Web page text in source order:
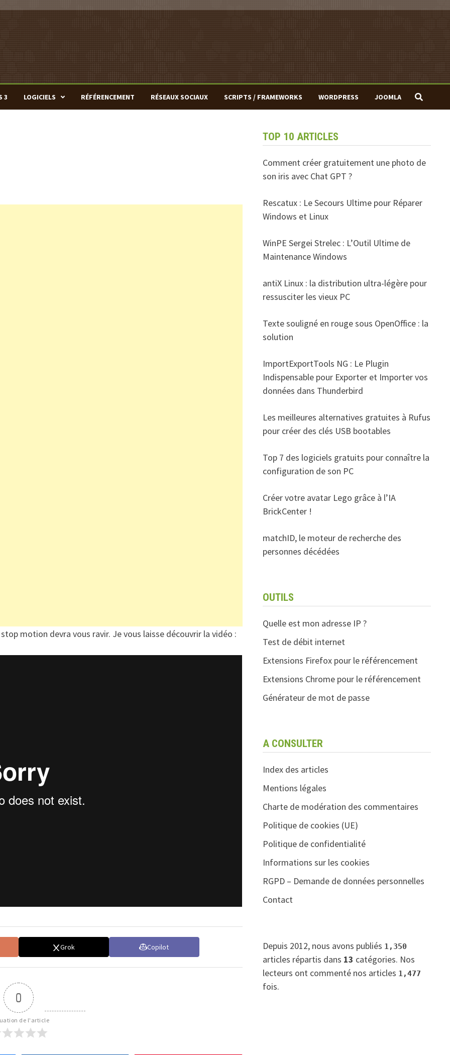
3 LOGICIELS RÉFÉRENCEMENT RÉSEAUX SOCIAUX SCRIPTS / FRAMEWORKS WORDPRESS JOOMLA
motion devra vous ravir. Je vous laisse découvrir la vidéo :
Grok Copilot
0
de l'article
TOP 10 ARTICLES
Comment créer gratuitement une photo de
son iris avec Chat GPT ?
Rescatux : Le Secours Ultime pour Réparer
Windows et Linux
WinPE Sergei Strelec : L’Outil Ultime de
Maintenance Windows
antiX Linux : la distribution ultra-légère pour
ressusciter les vieux PC
Texte souligné en rouge sous OpenOffice : la
solution
ImportExportTools NG : Le Plugin
Indispensable pour Exporter et Importer vos
données dans Thunderbird
Les meilleures alternatives gratuites à Rufus
pour créer des clés USB bootables
Top 7 des logiciels gratuits pour connaître la
configuration de son PC
Créer votre avatar Lego grâce à l’IA
BrickCenter !
matchID, le moteur de recherche des
personnes décédées
OUTILS
Quelle est mon adresse IP ?
Test de débit internet
Extensions Firefox pour le référencement
Extensions Chrome pour le référencement
Générateur de mot de passe
A CONSULTER
Index des articles
Mentions légales
Charte de modération des commentaires
Politique de cookies (UE)
Politique de confidentialité
Informations sur les cookies
RGPD – Demande de données personnelles
Contact
Depuis 2012, nous avons publiés 1,350
articles répartis dans 13 catégories. Nos
lecteurs ont commenté nos articles 1,477
fois.